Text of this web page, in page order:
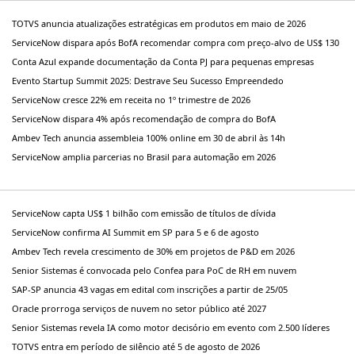
TOTVS anuncia atualizações estratégicas em produtos em maio de 2026
ServiceNow dispara após BofA recomendar compra com preço-alvo de US$ 130
Conta Azul expande documentação da Conta PJ para pequenas empresas
Evento Startup Summit 2025: Destrave Seu Sucesso Empreendedo
ServiceNow cresce 22% em receita no 1º trimestre de 2026
ServiceNow dispara 4% após recomendação de compra do BofA
Ambev Tech anuncia assembleia 100% online em 30 de abril às 14h
ServiceNow amplia parcerias no Brasil para automação em 2026
ServiceNow capta US$ 1 bilhão com emissão de títulos de dívida
ServiceNow confirma AI Summit em SP para 5 e 6 de agosto
Ambev Tech revela crescimento de 30% em projetos de P&D em 2026
Senior Sistemas é convocada pelo Confea para PoC de RH em nuvem
SAP-SP anuncia 43 vagas em edital com inscrições a partir de 25/05
Oracle prorroga serviços de nuvem no setor público até 2027
Senior Sistemas revela IA como motor decisório em evento com 2.500 líderes
TOTVS entra em período de silêncio até 5 de agosto de 2026